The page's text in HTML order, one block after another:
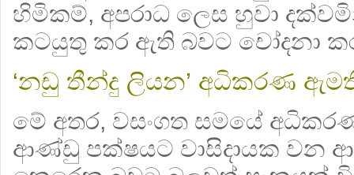
හිමිකම්, අපරාධ ලෙස හුවා
කටයුතු කර ඇති බවට චෝදනා
‘නඩු තීන්දු ලියන’ අධිකරණ
මේ අතර, වසංගත සමයේ
ආණ්ඩු පක්ෂයට වාසිදායක වන